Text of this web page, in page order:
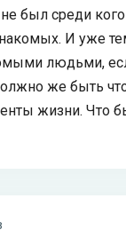
был среди
И уже
людьми,
же быть что
жизни. Что